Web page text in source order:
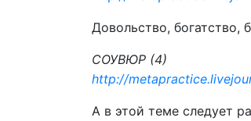
Довольство, богатство,
СОУВЮР (4)
http://
А в этой теме следует